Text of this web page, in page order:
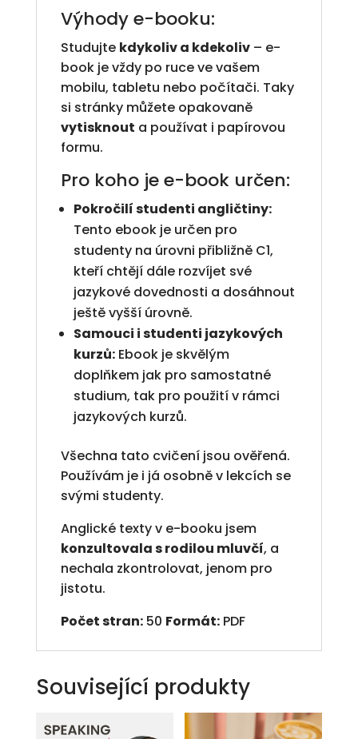
Výhody e-booku:
Studujte kdykoliv a kdekoliv– e-
book je vždy po ruce ve vašem
mobilu, tabletu nebo počítači. Taky
si stránky můžete opakovaně
vytisknout a používat i papírovou
formu.
Pro koho je e-book určen:
Pokročilí studenti angličtiny:
Tento ebook je určen pro
studenty na úrovni přibližně C1,
kteří chtějí dále rozvíjet své
jazykové dovednosti a dosáhnout
ještě vyšší úrovně.
Samouci i studenti jazykových
kurzů:Ebook je skvělým
doplňkem jak pro samostatné
studium, tak pro použití v rámci
jazykových kurzů.
Všechna tato cvičení jsou ověřená.
Používám je i já osobně v lekcích se
svými studenty.
Anglické texty v e-booku jsem
konzultovala s rodilou mluvčí, a
nechala zkontrolovat, jenom pro
jistotu.
Počet stran:50 Formát:PDF
Související produkty